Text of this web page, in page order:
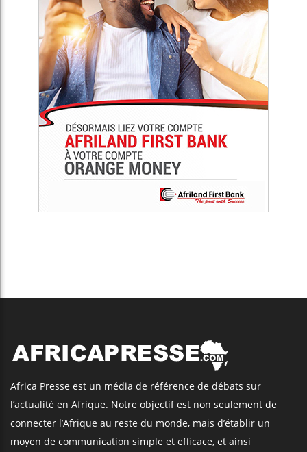
Africa Presse est un média de référence de débats sur
l’actualité en Afrique. Notre objectif est non seulement de
connecter l’Afrique au reste du monde, mais d’établir un
moyen de communication simple et efficace, et ainsi